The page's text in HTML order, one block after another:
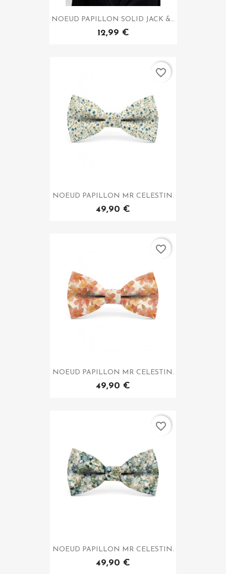
NOEUD PAPILLON SOLID JACK &...
12,99 €
NOEUD PAPILLON MR CELESTIN.
49,90 €
favorite_border
NOEUD PAPILLON MR CELESTIN.
49,90 €
favorite_border
NOEUD PAPILLON MR CELESTIN.
49,90 €
favorite_border